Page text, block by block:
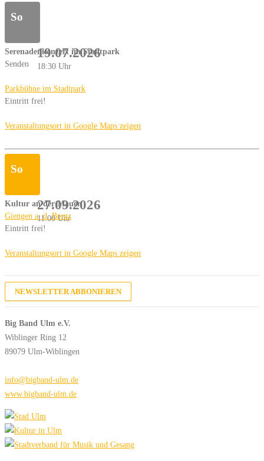
So
19.07.2026
18:30 Uhr
Serenadenkonzert im Stadtpark
Senden
Parkbühne im Stadtpark
Eintritt frei!
Veranstaltungsort in Google Maps zeigen
So
27.09.2026
11:00 Uhr
Kultur an der Mauer
Giengen a. d. Brenz
Eintritt frei!
Veranstaltungsort in Google Maps zeigen
NEWSLETTER ABBONIEREN
Big Band Ulm e.V.
Wiblinger Ring 12
89079 Ulm-Wiblingen
info@bigband-ulm.de
www.bigband-ulm.de